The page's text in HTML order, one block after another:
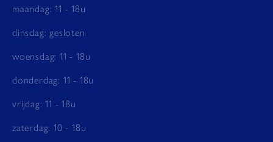
maandag: 11 - 18u
dinsdag: gesloten
woensdag: 11 - 18u
donderdag: 11 - 18u
vrijdag: 11 - 18u
zaterdag: 10 - 18u